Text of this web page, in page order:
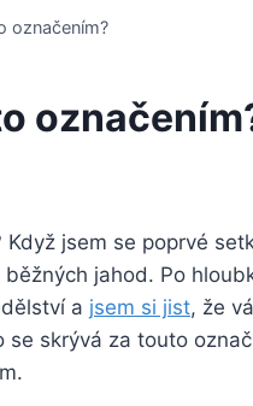
označením?
Když jsem​ se ​poprvé
jahod. Po
a
jsem si jist, že
se skrývá za ⁣touto